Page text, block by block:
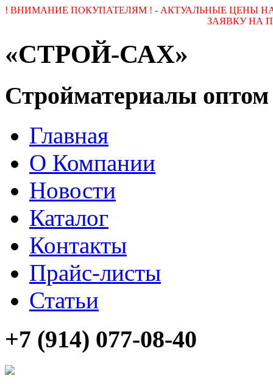
! ВНИМАНИЕ ПОКУПАТЕЛЯМ ! - АКТУАЛЬНЫЕ ЦЕНЫ
ЗАЯВКУ НА
«СТРОЙ-САХ»
Стройматериалы
Главная
О Компании
Новости
Каталог
Контакты
Прайс-листы
Статьи
+7 (914) 077-08-40